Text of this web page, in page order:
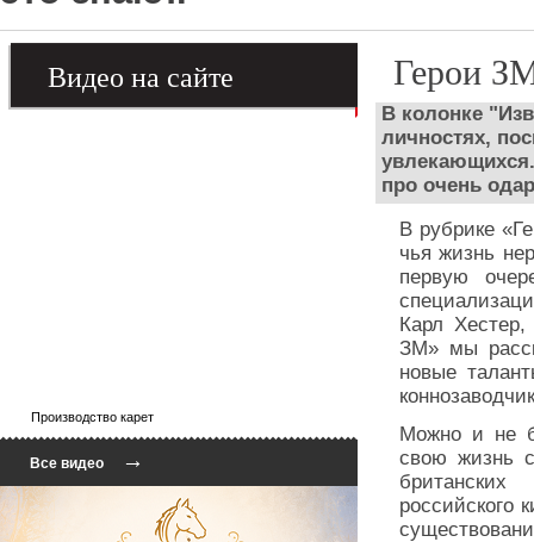
Видео на сайте
Производство карет
Все видео →
Герои
В колонке
личностях,
про очень
В рубрике
чья жизнь
первую
Карл
ЗМ» мы
новые
Можно и не
свою жизнь
российского